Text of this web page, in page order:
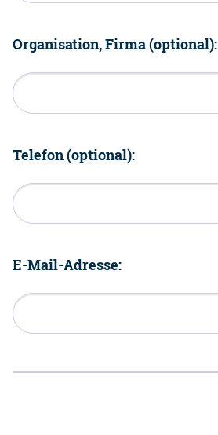
Organisation, Firma (optional):
Telefon (optional):
E-Mail-Adresse: